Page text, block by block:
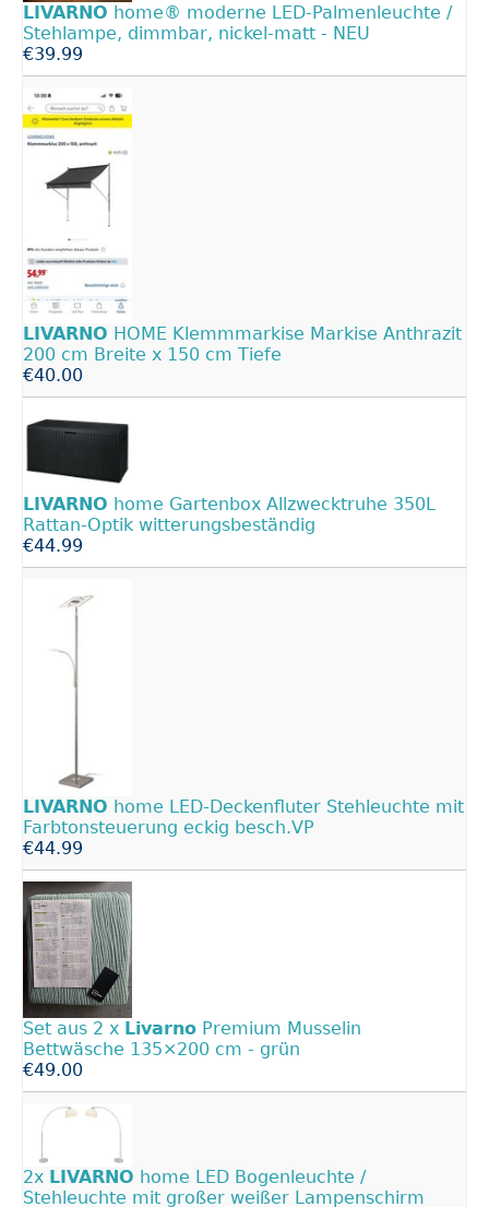
LIVARNO home® moderne LED-Palmenleuchte /
Stehlampe, dimmbar, nickel-matt - NEU
€39.99
LIVARNO HOME Klemmmarkise Markise Anthrazit
200 cm Breite x 150 cm Tiefe
€40.00
LIVARNO home Gartenbox Allzwecktruhe 350L
Rattan-Optik witterungsbeständig
€44.99
LIVARNO home LED-Deckenfluter Stehleuchte mit
Farbtonsteuerung eckig besch.VP
€44.99
Set aus 2 x Livarno Premium Musselin
Bettwäsche 135×200 cm - grün
€49.00
2x LIVARNO home LED Bogenleuchte /
Stehleuchte mit großer weißer Lampenschirm